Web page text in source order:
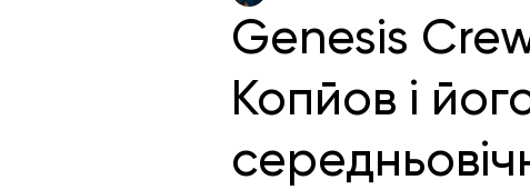
Genesis
Копйов і